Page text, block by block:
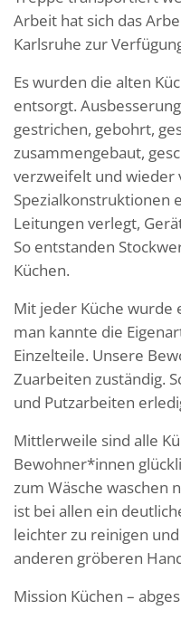
Arbeit hat sich das
Karlsruhe zur
Es wurden die alten
entsorgt.
gestrichen, gebohrt,
zusammengebaut,
verzweifelt und wieder
Spezialkonstruktionen
Leitungen verlegt,
So entstanden
Küchen.
Mit jeder Küche wurde
man kannte die
Einzelteile. Unsere
Zuarbeiten zuständig.
und Putzarbeiten
Mittlerweile sind alle
Bewohner*innen
zum Wäsche waschen
ist bei allen ein
leichter zu reinigen
anderen gröberen
Mission Küchen –